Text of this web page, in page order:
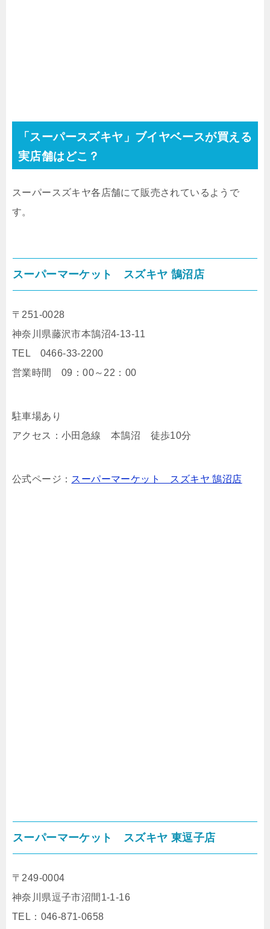
「スーパースズキヤ」ブイヤベースが買える
実店舗はどこ？
スーパースズキヤ各店舗にて販売されているようで
す。
スーパーマーケット スズキヤ 鵠沼店
〒251-0028
神奈川県藤沢市本鵠沼4-13-11
TEL 0466-33-2200
営業時間 09：00～22：00
駐車場あり
アクセス：小田急線 本鵠沼 徒歩10分
公式ページ： スーパーマーケット スズキヤ 鵠沼店
スーパーマーケット スズキヤ 東逗子店
〒249-0004
神奈川県逗子市沼間1-1-16
TEL：046-871-0658